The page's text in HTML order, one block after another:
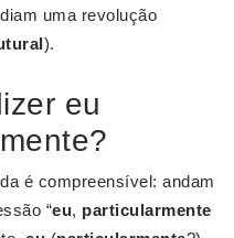
uma revolução
).
eu
é compreensível: andam
“eu, particularmente